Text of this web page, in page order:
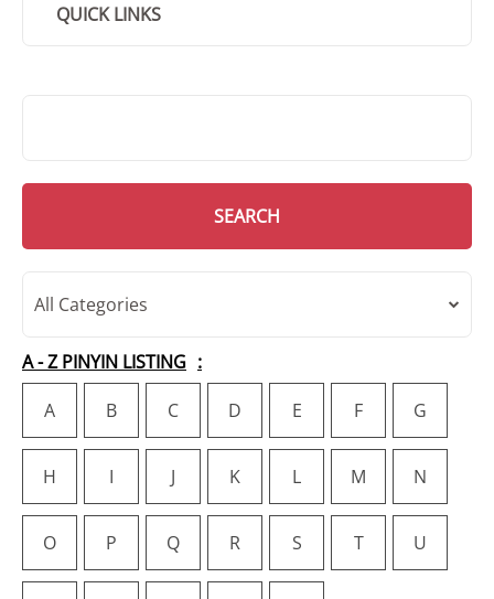
QUICK LINKS
SEARCH
All Categories
A - Z PINYIN LISTING
A
B C D E F G
H I J K L M N
O P Q R S T U